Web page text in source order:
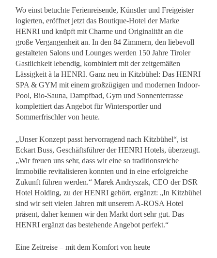
Wo einst betuchte Ferienreisende, Künstler und Freigeister
logierten, eröffnet jetzt das Boutique-Hotel der Marke
HENRI und knüpft mit Charme und Originalität an die
große Vergangenheit an. In den 84 Zimmern, den liebevoll
gestalteten Salons und Lounges werden 150 Jahre Tiroler
Gastlichkeit lebendig, kombiniert mit der zeitgemäßen
Lässigkeit à la HENRI. Ganz neu in Kitzbühel: Das HENRI
SPA & GYM mit einem großzügigen und modernen Indoor-
Pool, Bio-Sauna, Dampfbad, Gym und Sonnenterrasse
komplettiert das Angebot für Wintersportler und
Sommerfrischler von heute.
„Unser Konzept passt hervorragend nach Kitzbühel“, ist
Eckart Buss, Geschäftsführer der HENRI Hotels, überzeugt.
„Wir freuen uns sehr, dass wir eine so traditionsreiche
Immobilie revitalisieren konnten und in eine erfolgreiche
Zukunft führen werden.“ Marek Andryszak, CEO der DSR
Hotel Holding, zu der HENRI gehört, ergänzt: „In Kitzbühel
sind wir seit vielen Jahren mit unserem A-ROSA Hotel
präsent, daher kennen wir den Markt dort sehr gut. Das
HENRI ergänzt das bestehende Angebot perfekt.“
Eine Zeitreise – mit dem Komfort von heute